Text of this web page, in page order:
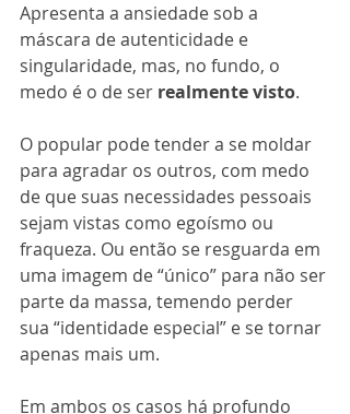
Apresenta a ansiedade sob a
máscara de autenticidade e
singularidade, mas, no fundo, o
medo é o de ser realmente visto.
O popular pode tender a se moldar
para agradar os outros, com medo
de que suas necessidades pessoais
sejam vistas como egoísmo ou
fraqueza. Ou então se resguarda em
uma imagem de “único” para não ser
parte da massa, temendo perder
sua “identidade especial” e se tornar
apenas mais um.
Em ambos os casos há profundo